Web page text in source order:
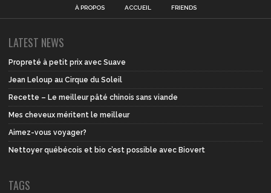
À PROPOS ACCUEIL FRIENDS
LATEST NEWS
Propreté à petit prix avec Suave
Jean Leloup au Cirque du Soleil
Recette – Le meilleur pâté chinois sans viande
Mes cheveux méritent le meilleur
Aimez-vous voyager?
Nettoyer québécois et bio c’est possible avec Biovert
TAGS